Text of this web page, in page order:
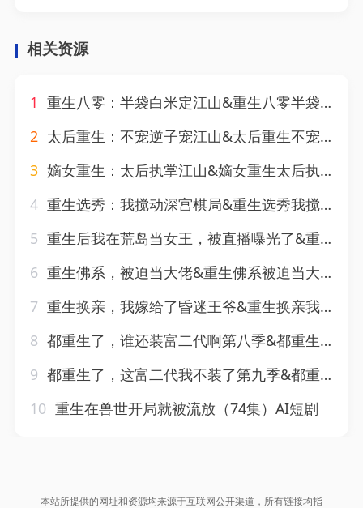
相关资源
1 重生八零：半袋白米定江山&重生八零半袋白米定江山（76集）AI短剧
2 太后重生：不宠逆子宠江山&太后重生不宠逆子宠江山（81集）AI短剧
3 嫡女重生：太后执掌江山&嫡女重生太后执掌江山（70集）AI短剧
4 重生选秀：我搅动深宫棋局&重生选秀我搅动深宫棋局（68集）AI短剧（2026）
5 重生后我在荒岛当女王，被直播曝光了&重生后我在荒岛当女王被直播曝光了（30集）AI短剧
6 重生佛系，被迫当大佬&重生佛系被迫当大佬（42集）AI短剧
7 重生换亲，我嫁给了昏迷王爷&重生换亲我嫁给了昏迷王爷（110集）AI短剧
8 都重生了，谁还装富二代啊第八季&都重生了谁还装富二代啊第八季（124集）AI短剧
9 都重生了，这富二代我不装了第九季&都重生了这富二代我不装了第九季（104集）AI短剧
10 重生在兽世开局就被流放（74集）AI短剧
本站所提供的网址和资源均来源于互联网公开渠道，所有链接均指